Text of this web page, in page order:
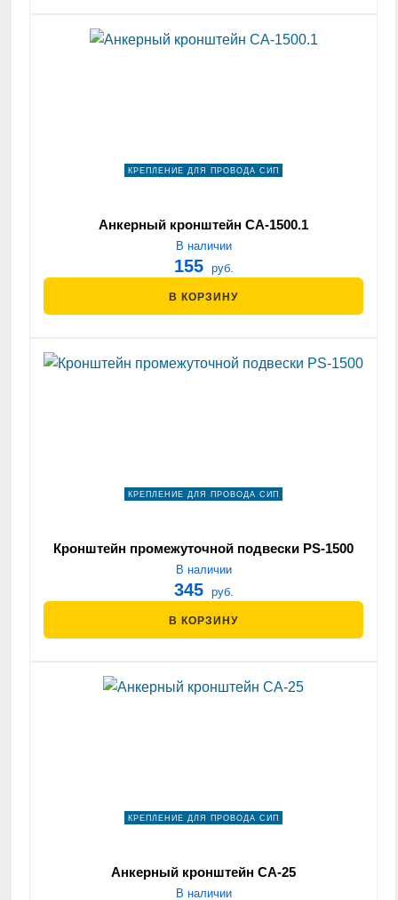
КРЕПЛЕНИЕ ДЛЯ ПРОВОДА СИП
Анкерный кронштейн СА-1500.1
В наличии
155 руб.
В КОРЗИНУ
КРЕПЛЕНИЕ ДЛЯ ПРОВОДА СИП
Кронштейн промежуточной подвески PS-1500
В наличии
345 руб.
В КОРЗИНУ
КРЕПЛЕНИЕ ДЛЯ ПРОВОДА СИП
Анкерный кронштейн СА-25
В наличии